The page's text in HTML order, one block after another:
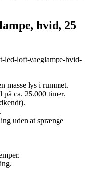
hvid, 25
led-loft-vaeglampe-hvid-
masse lys i rummet.
ca. 25.000 timer.
uden at sprænge